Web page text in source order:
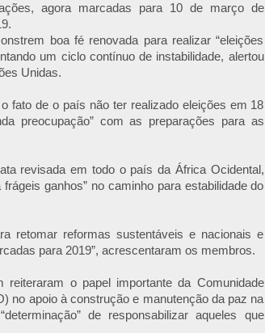
agora marcadas para 10 de março de
boa fé renovada para realizar “eleições
um ciclo contínuo de instabilidade, alertou
Unidas.
fato de o país não ter realizado eleições em 18
preocupação” com as preparações para as
revisada em todo o país da África Ocidental,
ganhos” no caminho para estabilidade do
retomar reformas sustentáveis e nacionais e
para 2019”, acrescentaram os membros.
o papel importante da Comunidade
no apoio à construção e manutenção da paz na
de responsabilizar aqueles que